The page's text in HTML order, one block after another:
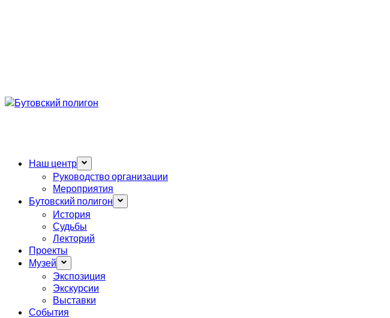
Наш центр
Руководство организации
Мероприятия
Бутовский полигон
История
Судьбы
Лекторий
Проекты
Музей
Экспозиция
Экскурсии
Выставки
События